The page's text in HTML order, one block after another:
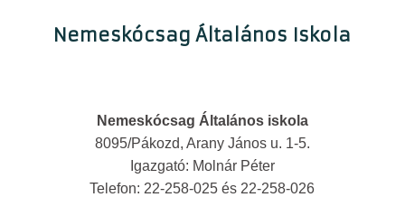
Nemeskócsag Általános Iskola
Nemeskócsag Általános iskola
8095/Pákozd, Arany János u. 1-5.
Igazgató: Molnár Péter
Telefon: 22-258-025 és 22-258-026